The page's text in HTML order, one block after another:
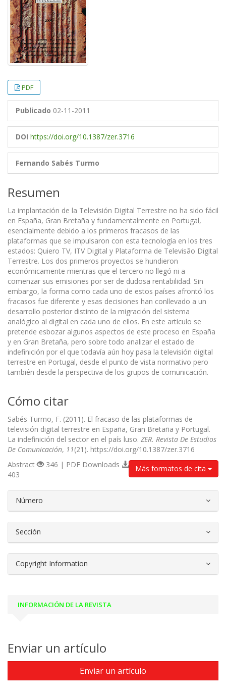
PDF
Publicado 02-11-2011
DOI https://doi.org/10.1387/zer.3716
Fernando Sabés Turmo
Resumen
La implantación de la Televisión Digital Terrestre no ha sido fácil
en España, Gran Bretaña y fundamentalmente en Portugal,
esencialmente debido a los primeros fracasos de las
plataformas que se impulsaron con esta tecnología en los tres
estados: Quiero TV, ITV Digital y Plataforma de Televisão Digital
Terrestre. Los dos primeros proyectos se hundieron
económicamente mientras que el tercero no llegó ni a
comenzar sus emisiones por ser de dudosa rentabilidad. Sin
embargo, la forma como cada uno de estos países afrontó los
fracasos fue diferente y esas decisiones han conllevado a un
desarrollo posterior distinto de la migración del sistema
analógico al digital en cada uno de ellos. En este artículo se
pretende esbozar algunos aspectos de este proceso en España
y en Gran Bretaña, pero sobre todo analizar el estado de
indefinición por el que todavía aún hoy pasa la televisión digital
terrestre en Portugal, desde el punto de vista normativo pero
también desde la perspectiva de los grupos de comunicación.
Cómo citar
Sabés Turmo, F. (2011). El fracaso de las plataformas de
televisión digital terrestre en España, Gran Bretaña y Portugal.
La indefinición del sector en el país luso. ZER. Revista De Estudios
De Comunicación, 11(21). https://doi.org/10.1387/zer.3716
Más formatos de cita
Abstract
346 | PDF Downloads
403
Número
Sección
Copyright Information
INFORMACIÓN DE LA REVISTA
Enviar un artículo
Enviar un artículo